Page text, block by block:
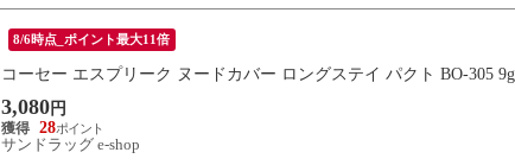
8/6時点_ポイント最大11倍
コーセー エスプリーク ヌードカバー ロングステイ パクト BO-305 9g
3,080 円
28
サンドラッグ e-shop